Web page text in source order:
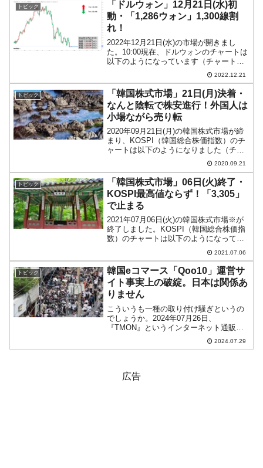
う」と指摘されています。尹...
トピック
「ドルウォン」12月21日(水)初
動・「1,286ウォン」1,300線割
れ！
2022年12月21日(水)の市場が開きまし
た。10:00現在、ドルウォンのチャートは
以下のようになっています（チャートは
『Investing.com』より引用）。「1ドル
＝1,300ウォン」を割られたのが確定しま
した。現在のところ「1ドル...
2022.12.21
トピック
「韓国株式市場」21日(月)決着・
なんと陰転で株安進行！外国人は
小場ながら売り転
2020年09月21日(月)の韓国株式市場が締
まり、KOSPI（韓国総合株価指数）のチ
ャートは以下のようになりました（チャ
ートは『Investing.com』より引用）。な
んと陰線に転換しました。KOSPIは株安
に方向転換して締まりました。...
2020.09.21
トピック
「韓国株式市場」06日(火)終了・
KOSPI最高値ならず！「3,305」
で止まる
2021年07月06日(火)の韓国株式市場※が
終了しました。KOSPI（韓国総合株価指
数）のチャートは以下のようになってい
ます（チャートは『Investing.com』より
引用：以下同）。上昇はしましたが、上
が削られて最高値更新はならず微妙...
2021.07.06
トピック
韓国eコマース「Qoo10」運営サ
イト事実上の破綻。日本は関係あ
りません
こういうも一種の取り付け騒ぎというの
でしょうか。2024年07月26日、
『TMON』というインターネット通販会
社の韓国本社に多くの人が抗議に詰めか
けました。この『TMON』は、
2024.07.29
広告